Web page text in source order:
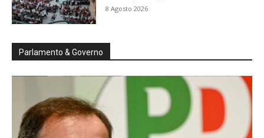
8 Agosto 2026
Parlamento & Governo